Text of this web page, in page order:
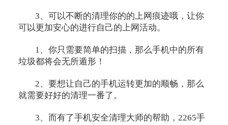
3、可以不断的清理你的的上网痕迹哦，让你
可以更加安心的进行自己的上网活动。
1、你只需要简单的扫描，那么手机中的所有
垃圾都将会无所遁形！
2、要想让自己的手机运转更加的顺畅，那么
就需要好好的清理一番了。
3、而有了手机安全清理大师的帮助，2265手